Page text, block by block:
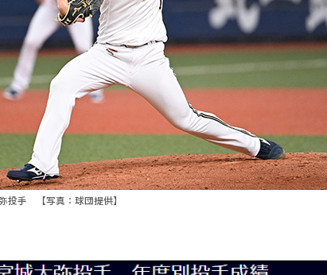
投手 【写真：球団提供】